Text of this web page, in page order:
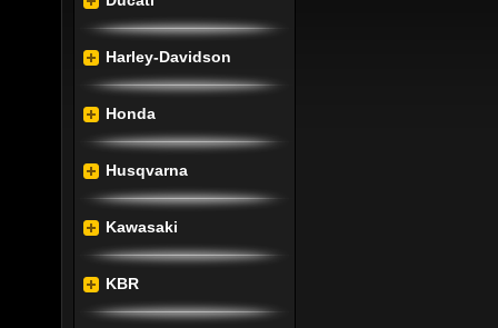
Harley-Davidson
Honda
Husqvarna
Kawasaki
KBR